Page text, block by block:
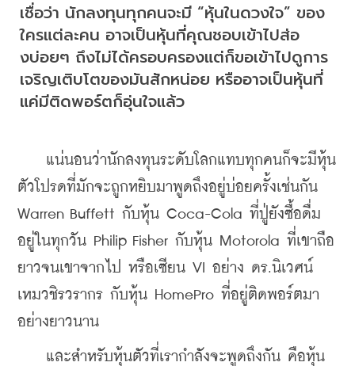
เชื่อว่า นักลงทุนทุกคนจะมี “หุ้นในดวงใจ” ของ
ใครแต่ละคน อาจเป็นหุ้นที่คุณชอบเข้าไปส่อ
งบ่อยๆ ถึงไม่ได้ครอบครองแต่ก็ขอเข้าไปดูการ
เจริญเติบโตของมันสักหน่อย หรืออาจเป็นหุ้นที่
แค่มีติดพอร์ตก็อุ่นใจแล้ว
แน่นอนว่านักลงทุนระดับโลกแทบทุกคนก็จะมีหุ้น
ตัวโปรดที่มักจะถูกหยิบมาพูดถึงอยู่บ่อยครั้งเช่นกัน
Warren Buffett กับหุ้น Coca-Cola ที่ปู่ยังซื้อดื่ม
อยู่ในทุกวัน Philip Fisher กับหุ้น Motorola ที่เขาถือ
ยาวจนเขาจากไป หรือเซียน VI อย่าง ดร.นิเวศน์
เหมวชิรวรากร กับหุ้น HomePro ที่อยู่ติดพอร์ตมา
อย่างยาวนาน
และสำหรับหุ้นตัวที่เรากำลังจะพูดถึงกัน คือหุ้น